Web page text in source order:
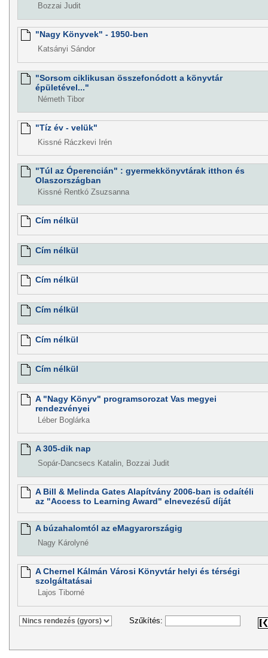
Bozzai Judit
"Nagy Könyvek" - 1950-ben
Katsányi Sándor
"Sorsom ciklikusan összefonódott a könyvtár
épületével..."
Németh Tibor
"Tíz év - velük"
Kissné Ráczkevi Irén
"Túl az Óperencián" : gyermekkönyvtárak itthon és
Olaszországban
Kissné Rentkó Zsuzsanna
Cím nélkül
Cím nélkül
Cím nélkül
Cím nélkül
Cím nélkül
Cím nélkül
A "Nagy Könyv" programsorozat Vas megyei
rendezvényei
Léber Boglárka
A 305-dik nap
Sopár-Dancsecs Katalin, Bozzai Judit
A Bill & Melinda Gates Alapítvány 2006-ban is odaítéli
az "Access to Learning Award" elnevezésű díját
A búzahalomtól az eMagyarországig
Nagy Károlyné
A Chernel Kálmán Városi Könyvtár helyi és térségi
szolgáltatásai
Lajos Tiborné
Szűkítés: